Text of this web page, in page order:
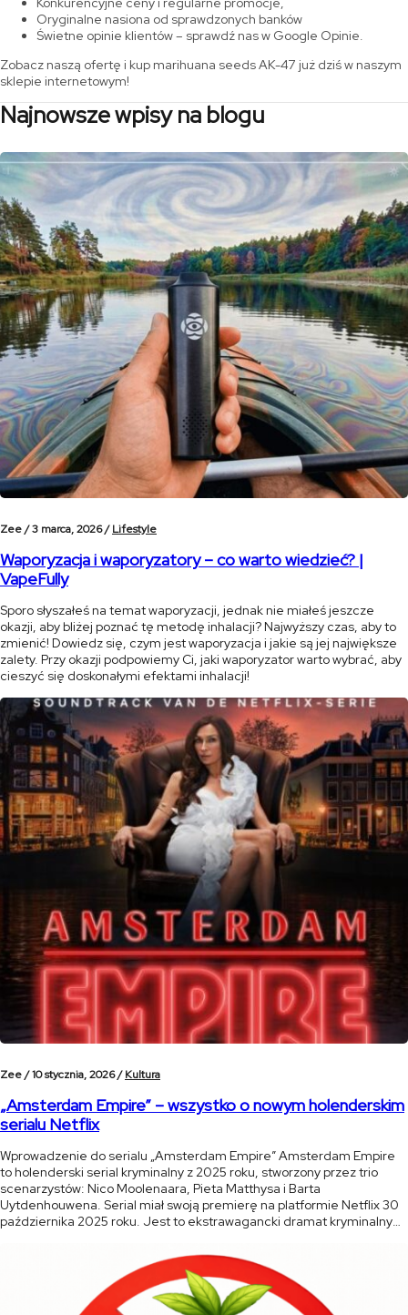
Oryginalne nasiona od sprawdzonych banków
Świetne opinie klientów – sprawdź nas w Google Opinie.
Zobacz naszą ofertę i kup marihuana seeds AK-47 już dziś w naszym
sklepie internetowym!
Najnowsze wpisy na blogu
Zee /3 marca, 2026 /Lifestyle
Waporyzacja i waporyzatory – co warto wiedzieć? |
VapeFully
Sporo słyszałeś na temat waporyzacji, jednak nie miałeś jeszcze
okazji, aby bliżej poznać tę metodę inhalacji? Najwyższy czas, aby to
zmienić! Dowiedz się, czym jest waporyzacja i jakie są jej największe
zalety. Przy okazji podpowiemy Ci, jaki waporyzator warto wybrać, aby
cieszyć się doskonałymi efektami inhalacji!
Zee /10 stycznia, 2026 /Kultura
„Amsterdam Empire” – wszystko o nowym holenderskim
serialu Netflix
Wprowadzenie do serialu „Amsterdam Empire” Amsterdam Empire
to holenderski serial kryminalny z 2025 roku, stworzony przez trio
scenarzystów: Nico Moolenaara, Pieta Matthysa i Barta
Uytdenhouwena. Serial miał swoją premierę na platformie Netflix 30
października 2025 roku. Jest to ekstrawagancki dramat kryminalny
konopnej. Serial łączy w sobie elementy dramatu rodzinnego, […]